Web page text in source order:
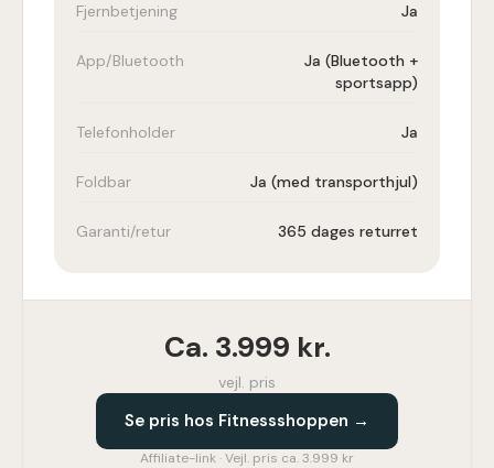
Fjernbetjening Ja
App/Bluetooth
Ja (Bluetooth +
sportsapp)
Telefonholder Ja
Foldbar Ja (med transporthjul)
Garanti/retur 365 dages returret
Ca. 3.999 kr.
vejl. pris
Se pris hos Fitnessshoppen →
Affiliate-link · Vejl. pris ca. 3.999 kr